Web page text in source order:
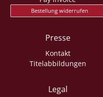
Bestellung widerrufen
Presse
Kontakt
Titelabbildungen
Legal